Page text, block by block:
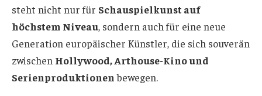
steht nicht nur für Schauspielkunst auf
höchstem Niveau, sondern auch für eine neue
Generation europäischer Künstler, die sich souverän
zwischen Hollywood, Arthouse-Kino und
Serienproduktionen bewegen.